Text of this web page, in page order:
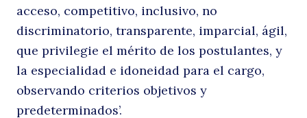
acceso, competitivo, inclusivo, no
discriminatorio, transparente, imparcial, ágil,
que privilegie el mérito de los postulantes, y
la especialidad e idoneidad para el cargo,
observando criterios objetivos y
predeterminados’.